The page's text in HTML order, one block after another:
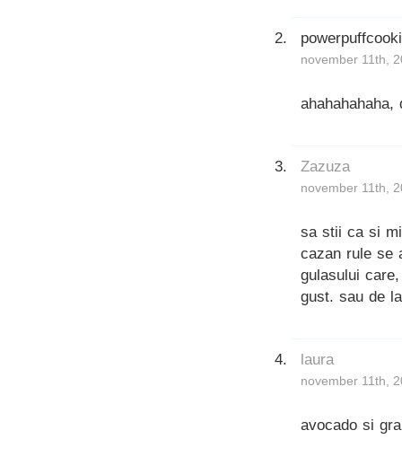
november 11th,
ahahahahaha,
Zazuza
november 11th,
sa stii ca si
cazan rule se
gulasului
gust. sau de
laura
november 11th,
avocado si